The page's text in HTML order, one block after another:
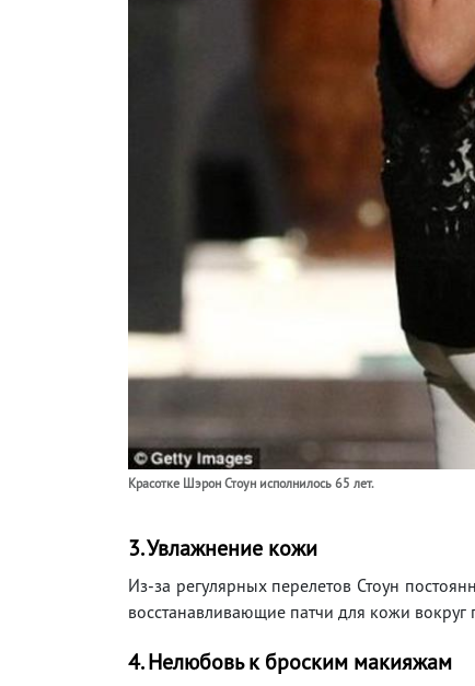
Красотке Шэрон Стоун исполнилось 65 лет.
3. Увлажнение кожи
Из-за регулярных перелетов Стоун
восстанавливающие патчи для кожи вокруг
4. Нелюбовь к броским макияжам